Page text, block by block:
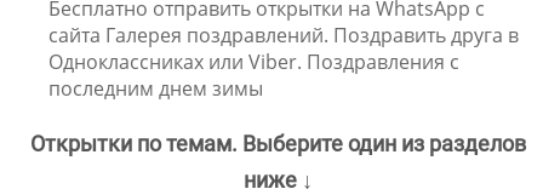
Бесплатно отправить открытки на WhatsApp с
сайта Галерея поздравлений. Поздравить друга в
Одноклассниках или Viber. Поздравления с
последним днем зимы
Открытки по темам. Выберите один из разделов
ниже ↓